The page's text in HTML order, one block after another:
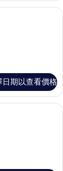
大雙人床和 1 張沙發
日期以查看價格
桌、筆電工作空間